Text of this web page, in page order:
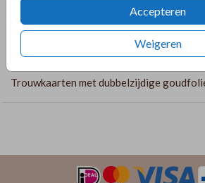
Accepteren
Weigeren
te kiezen voor een andere kleur folie of
lettertype.
COLLECTIE
Trouwkaarten met dubbelzijdige